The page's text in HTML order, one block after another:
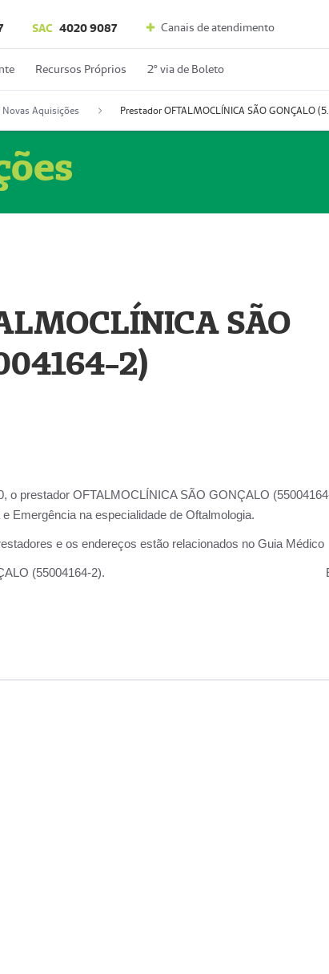
SAC 4020 9087 Canais de atendimento
Recursos Próprios 2º via de Boleto
Novas Aquisições Prestador
SÃO
2)
o prestador OFTALMOCLÍNICA SÃO GONÇALO
Emergência na especialidade de Oftalmologia.
e os endereços estão relacionados no Guia Médico
SÃO GONÇALO (55004164-2).